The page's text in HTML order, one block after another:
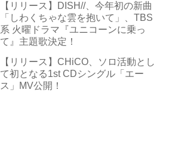
【リリース】DISH//、今年初の新曲
「しわくちゃな雲を抱いて」、TBS
系 火曜ドラマ『ユニコーンに乗っ
て』主題歌決定！
【リリース】CHiCO、ソロ活動とし
て初となる1st CDシングル「エー
ス」MV公開！